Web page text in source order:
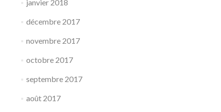
janvier 2018
décembre 2017
novembre 2017
octobre 2017
septembre 2017
août 2017